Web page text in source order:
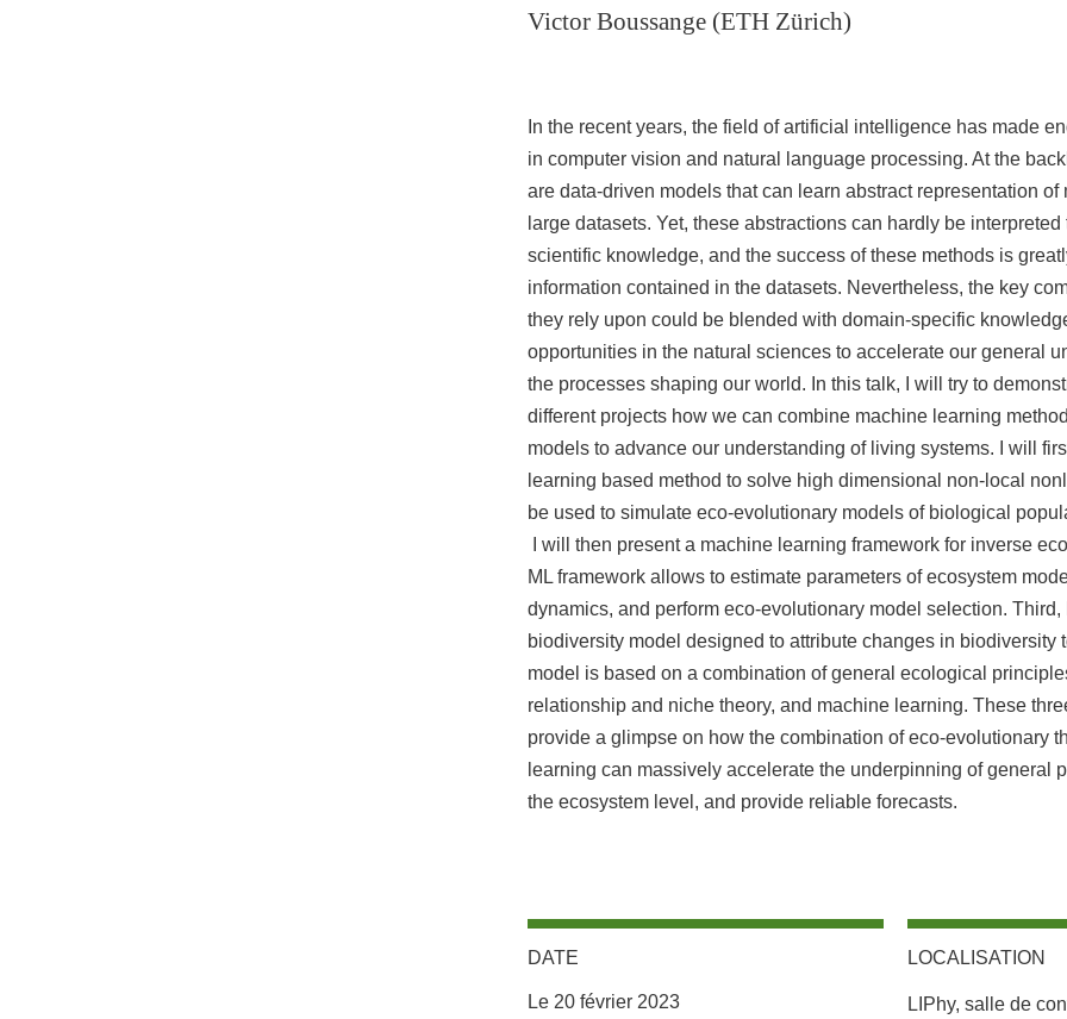
Victor Boussange (ETH Zürich)
In the recent years, the field of artificial intelligence has made
in computer vision and natural language processing. At the
are data-driven models that can learn abstract representation of
large datasets. Yet, these abstractions can hardly be interpreted
scientific knowledge, and the success of these methods is
information contained in the datasets. Nevertheless, the key
they rely upon could be blended with domain-specific
opportunities in the natural sciences to accelerate our general
the processes shaping our world. In this talk, I will try to
different projects how we can combine machine learning
models to advance our understanding of living systems. I will
learning based method to solve high dimensional non-local
be used to simulate eco-evolutionary models of biological
I will then present a machine learning framework for inverse
ML framework allows to estimate parameters of ecosystem
dynamics, and perform eco-evolutionary model selection. Third,
biodiversity model designed to attribute changes in biodiversity
model is based on a combination of general ecological
relationship and niche theory, and machine learning. These
provide a glimpse on how the combination of eco-evolutionary
learning can massively accelerate the underpinning of general
the ecosystem level, and provide reliable forecasts.
DATE
Le 20 février 2023
LOCALISATION
Complément lieu
LIPhy, salle de